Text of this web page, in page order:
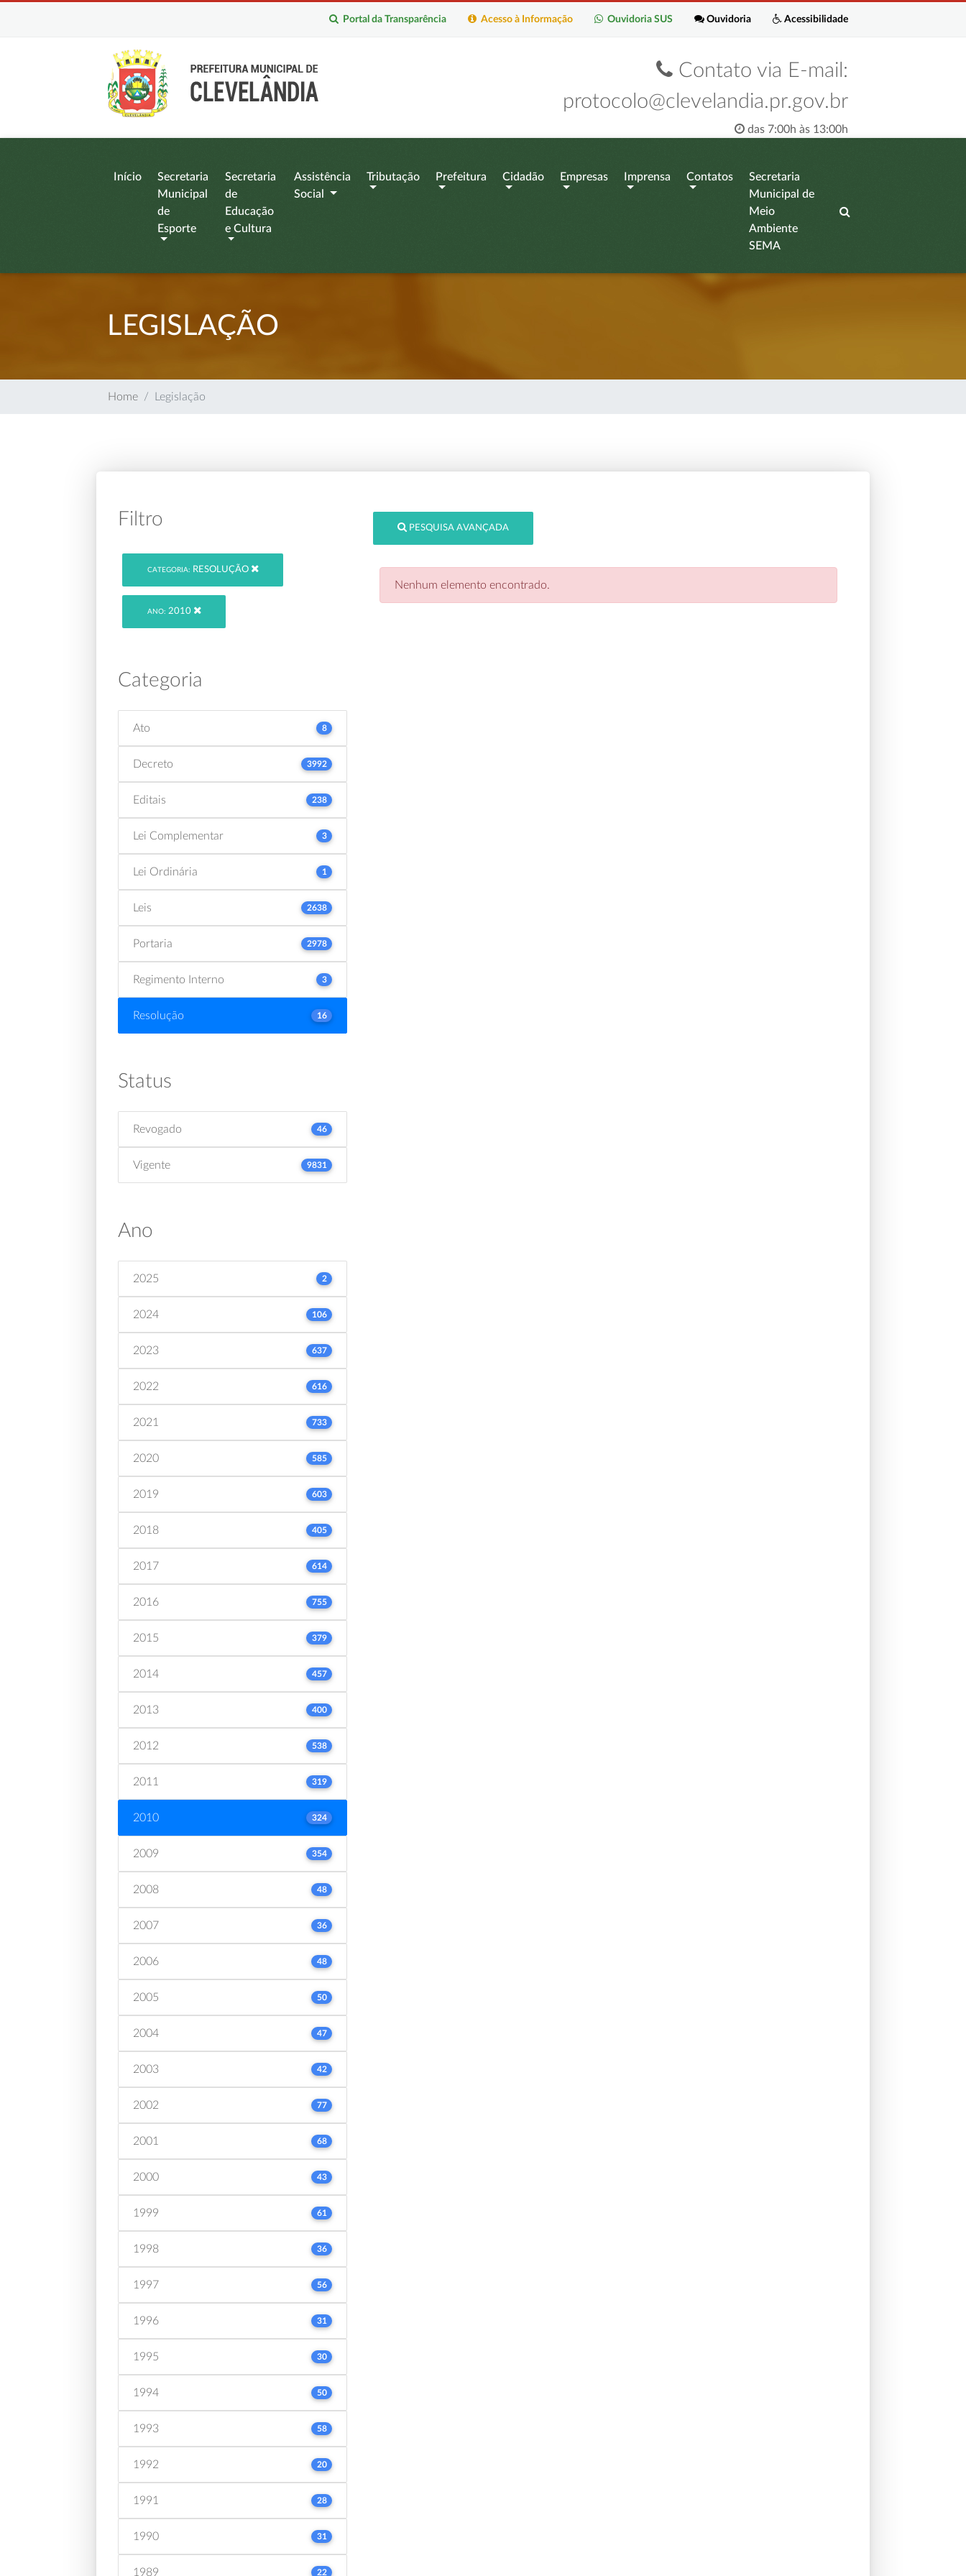
Acessibilidade
Ouvidoria
Ouvidoria SUS
Acesso à Informação
Portal da Transparência
Contato via E-mail:
protocolo@clevelandia.pr.gov.br
das 7:00h às 13:00h
Início
Secretaria
Municipal
de
Esporte
Secretaria
de
Educação
e Cultura
Assistência
Social
Tributação Prefeitura Cidadão Empresas Imprensa Contatos
Secretaria
Municipal de
Meio
Ambiente
SEMA
LEGISLAÇÃO
Home Legislação
Filtro
CATEGORIA: RESOLUÇÃO
ANO: 2010
Categoria
Ato 8
Decreto 3992
Editais 238
Lei Complementar 3
Lei Ordinária 1
Leis 2638
Portaria 2978
Regimento Interno 3
Resolução 16
Status
Revogado 46
Vigente 9831
Ano
2025 2
2024 106
2023 637
2022 616
2021 733
2020 585
2019 603
2018 405
2017 614
2016 755
2015 379
2014 457
2013 400
2012 538
2011 319
2010 324
2009 354
2008 48
2007 36
2006 48
2005 50
2004 47
2003 42
2002 77
2001 68
2000 43
1999 61
1998 36
1997 56
1996 31
1995 30
1994 50
1993 58
1992 20
1991 28
1990 31
1989 22
PESQUISA AVANÇADA
Nenhum elemento encontrado.